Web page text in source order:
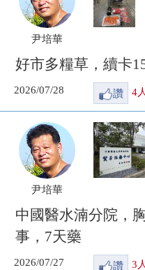
尹培華
好市多糧草，續卡
2026/07/28 讚 4人
尹培華
中國醫水湳分院，
事，7天藥
2026/07/27 讚 3 人